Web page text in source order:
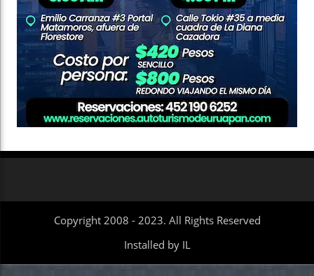
Copyright 2008 - 2023. All Rights Reserved
Installed by IL